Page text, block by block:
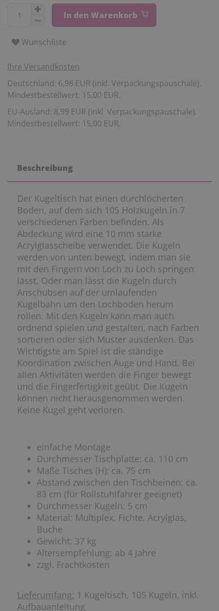
In den Warenkorb
Wunschliste
Ihre Versandkosten
Deutschland: 6,98 EUR (inkl. Verpackungspauschale).
Mindestbestellwert: 15,00 EUR.
EU-Ausland: 8,99 EUR (inkl. Verpackungspauschale).
Mindestbestellwert: 15,00 EUR.
Beschreibung
Der Kugeltisch hat einen durchlöcherten
Boden, auf dem sich 105 Holzkugeln in 7
verschiedenen Farben befinden. Als
Abdeckung wird eine 10 mm starke
Acrylglasscheibe verwendet. Die Kugeln
werden von unten bewegt, indem man sie
mit den Fingern von Loch zu Loch springen
lässt. Oder man lässt die Kugeln durch
Anschubsen auf der umlaufenden
Kugelbahn um den Lochboden herum
rollen. Mit den Kugeln kann man auch
ordnend spielen und gestalten, nach Farben
sortieren oder sich Muster ausdenken. Das
Wichtigste am Spiel ist die ständige
Koordination zwischen Auge und Hand. Bei
allen Aktivitäten werden die Finger bewegt
und die Fingerfertigkeit geübt. Die Kugeln
können nicht herausgenommen werden.
Keine Kugel geht verloren.
einfache Montage
Durchmesser Tischplatte: ca. 110 cm
Maße Tisches (H): ca. 75 cm
Abstand zwischen den Tischbeinen: ca.
83 cm (für Rollstuhlfahrer geeignet)
Durchmesser Kugeln: 5 cm
Material: Multiplex, Fichte, Acrylglas,
Buche
Gewicht: 37 kg
Altersempfehlung: ab 4 Jahre
zzgl. Frachtkosten
Lieferumfang: 1 Kugeltisch, 105 Kugeln, inkl.
Aufbauanleitung